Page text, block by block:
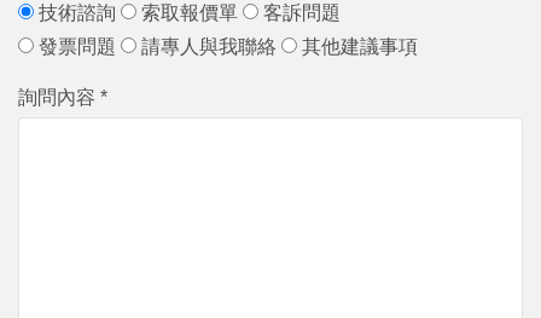
技術諮詢
索取報價單
客訴問題
發票問題
請專人與我聯絡 其他建議事項
詢問內容 *